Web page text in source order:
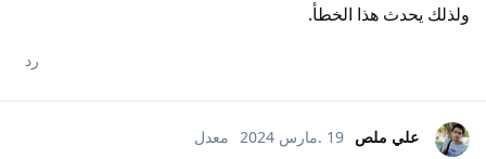
ولذلك يحدث هذا الخطأ.
رد
علي ملص 19 .مارس 2024 معدل